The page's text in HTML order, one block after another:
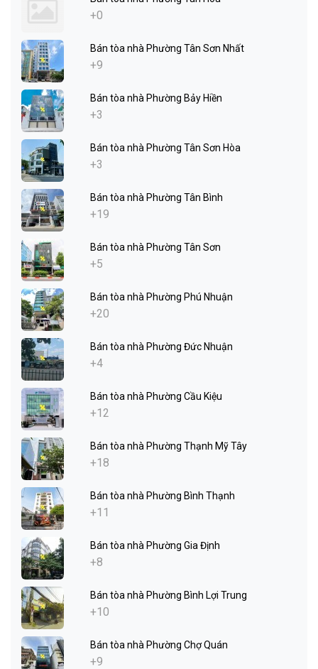
+0
Bán tòa nhà Phường Tân Sơn Nhất
+9
Bán tòa nhà Phường Bảy Hiền
+3
Bán tòa nhà Phường Tân Sơn Hòa
+3
Bán tòa nhà Phường Tân Bình
+19
Bán tòa nhà Phường Tân Sơn
+5
Bán tòa nhà Phường Phú Nhuận
+20
Bán tòa nhà Phường Đức Nhuận
+4
Bán tòa nhà Phường Cầu Kiệu
+12
Bán tòa nhà Phường Thạnh Mỹ Tây
+18
Bán tòa nhà Phường Bình Thạnh
+11
Bán tòa nhà Phường Gia Định
+8
Bán tòa nhà Phường Bình Lợi Trung
+10
Bán tòa nhà Phường Chợ Quán
+9